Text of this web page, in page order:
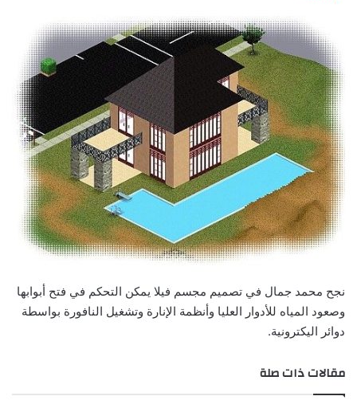
نجح محمد جمال في تصميم مجسم فيلا يمكن التحكم في فتح أبوابها
وصعود المياه للأدوار العليا وأنظمة الإنارة وتشغيل النافورة بواسطة
دوائر اليكترونية.
مقالات ذات صلة